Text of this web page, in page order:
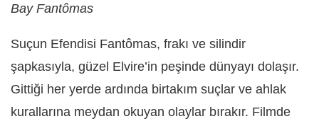
Bay Fantômas
Suçun Efendisi Fantômas, frakı ve silindir
şapkasıyla, güzel Elvire’in peşinde dünyayı dolaşır.
Gittiği her yerde ardında birtakım suçlar ve ahlak
kurallarına meydan okuyan olaylar bırakır. Filmde